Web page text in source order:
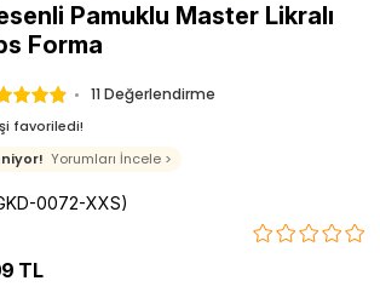
Pamuklu Master Likralı
Forma
11 Değerlendirme
favoriledi!
Yorumları İncele >
0072-XXS)
TL